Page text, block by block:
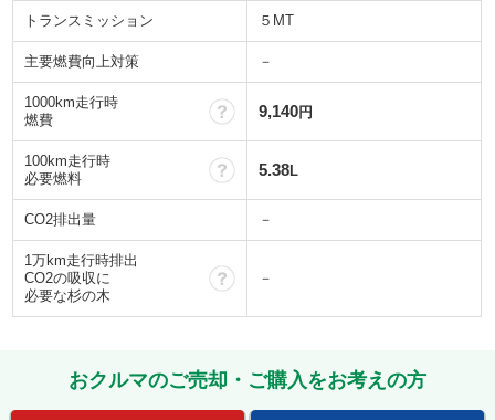
トランスミッション ５MT
主要燃費向上対策 －
1000km走行時
燃費
？9,140円
100km走行時
必要燃料
？5.38L
CO2排出量 －
1万km走行時排出
CO2の吸収に
必要な杉の木
－
おクルマのご売却・ご購入をお考えの方